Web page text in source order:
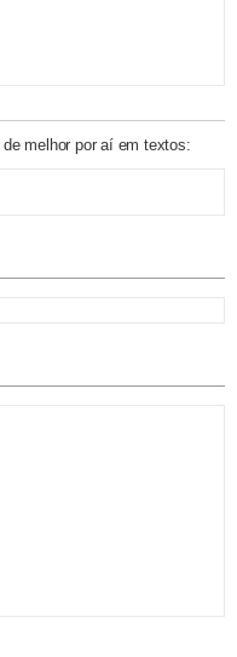
melhor por aí em textos: